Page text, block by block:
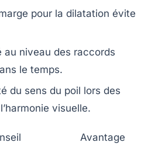
pour la dilatation évite
au niveau des raccords
le temps.
du sens du poil lors des
visuelle.
Avantage